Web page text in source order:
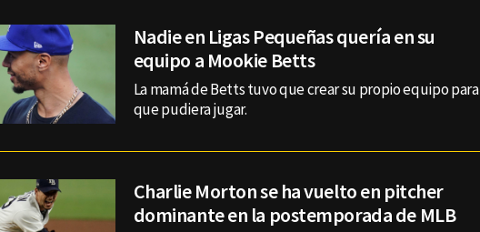
Nadie en Ligas Pequeñas quería en su
equipo a Mookie Betts
La mamá de Betts tuvo que crear su propio equipo para
que pudiera jugar.
Charlie Morton se ha vuelto en pitcher
dominante en la postemporada de MLB